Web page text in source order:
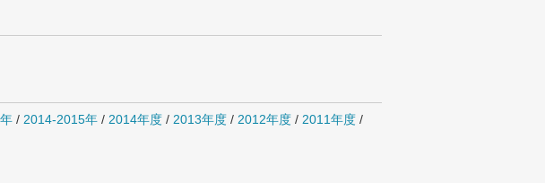
/ 2014-2015年 / 2014年度 / 2013年度 / 2012年度 / 2011年度 /